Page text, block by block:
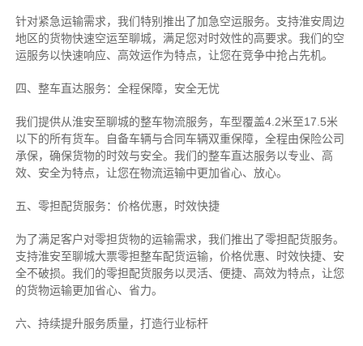
针对紧急运输需求，我们特别推出了加急空运服务。支持淮安周边
地区的货物快速空运至聊城，满足您对时效性的高要求。我们的空
运服务以快速响应、高效运作为特点，让您在竞争中抢占先机。
四、整车直达服务：全程保障，安全无忧
我们提供从淮安至聊城的整车物流服务，车型覆盖4.2米至17.5米
以下的所有货车。自备车辆与合同车辆双重保障，全程由保险公司
承保，确保货物的时效与安全。我们的整车直达服务以专业、高
效、安全为特点，让您在物流运输中更加省心、放心。
五、零担配货服务：价格优惠，时效快捷
为了满足客户对零担货物的运输需求，我们推出了零担配货服务。
支持淮安至聊城大票零担整车配货运输，价格优惠、时效快捷、安
全不破损。我们的零担配货服务以灵活、便捷、高效为特点，让您
的货物运输更加省心、省力。
六、持续提升服务质量，打造行业标杆